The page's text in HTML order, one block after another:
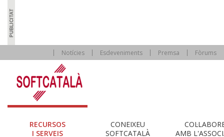
Notícies Esdeveniments Premsa Fòrums
RECURSOS
I SERVEIS
CONEIXEU
SOFTCATALÀ
AMB